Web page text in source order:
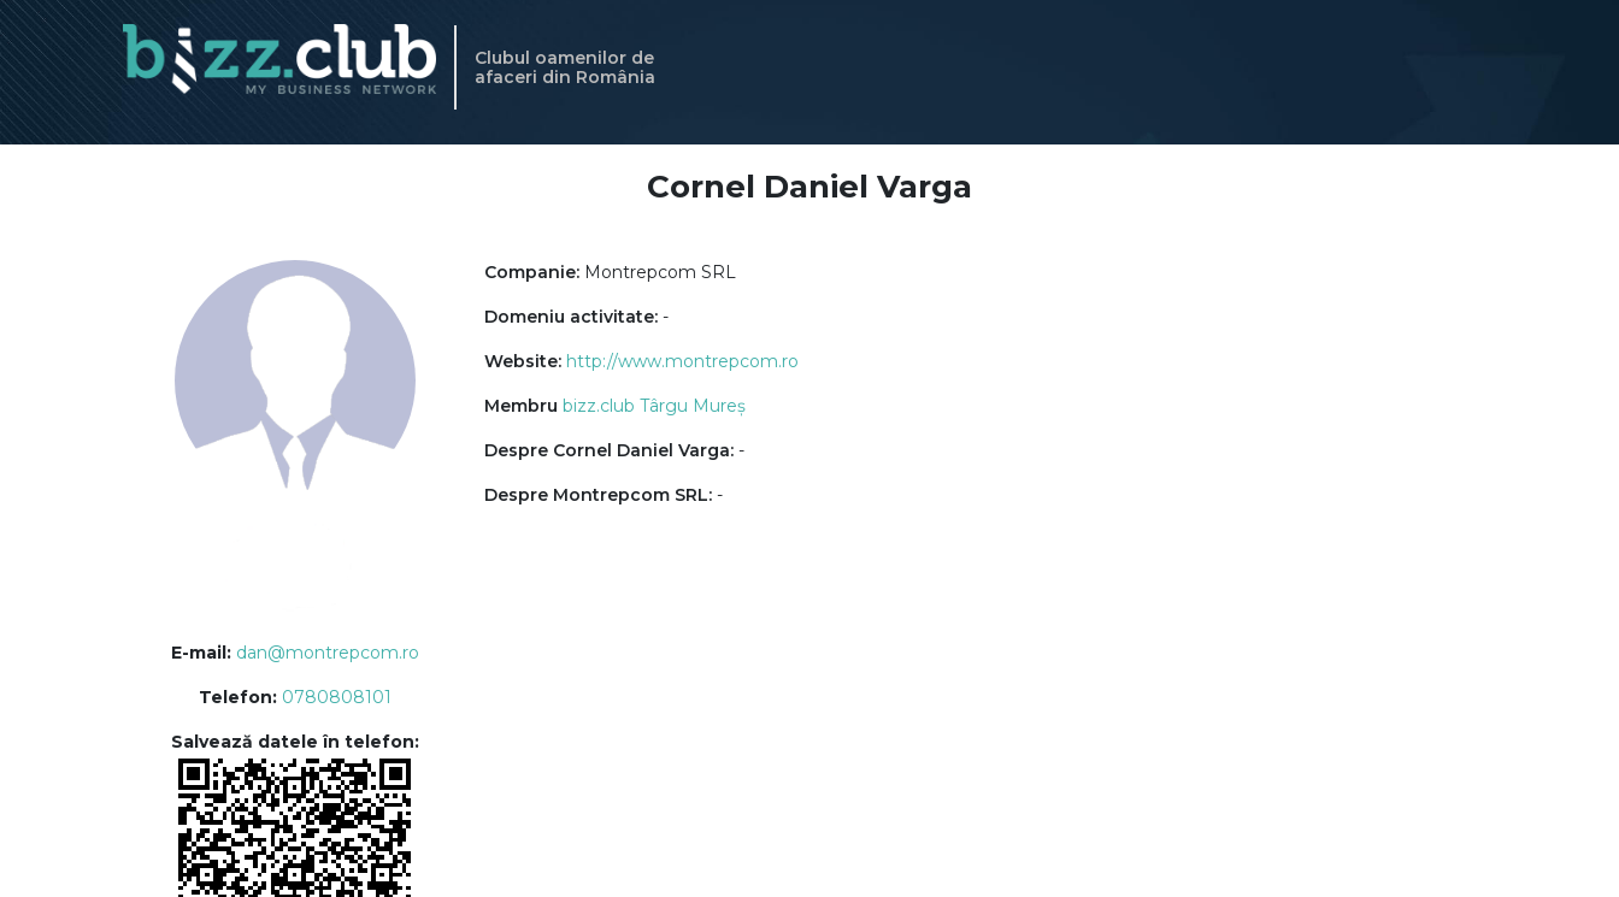
Clubul oamenilor de
afaceri din România
Cornel Daniel Varga
E-mail: dan@montrepcom.ro
Telefon: 0780808101
Salvează datele în telefon:
Companie: Montrepcom SRL
Domeniu activitate: -
Website: http://www.montrepcom.ro
Membru bizz.club Târgu Mureș
Despre Cornel Daniel Varga: -
Despre Montrepcom SRL: -